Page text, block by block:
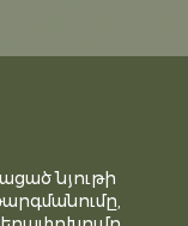
նյութի